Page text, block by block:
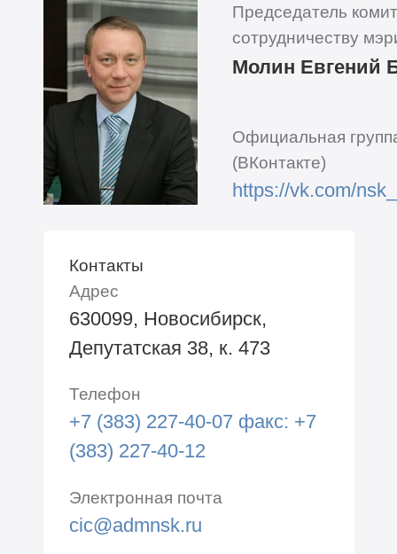
Председатель
сотрудничеству
Молин Евгений
Официальная
(ВКонтакте)
https://vk.com/
Контакты
Адрес
630099, Новосибирск,
Депутатская 38, к. 473
Телефон
+7 (383) 227-40-07 факс: +7
(383) 227-40-12
Электронная почта
cic@admnsk.ru